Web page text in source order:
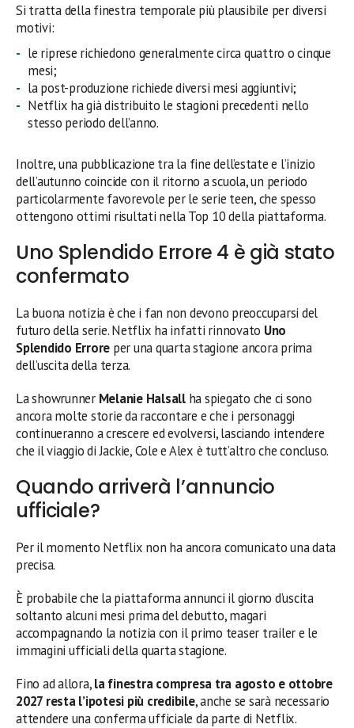
Si tratta della finestra temporale più plausibile per diversi
motivi:
le riprese richiedono generalmente circa quattro o cinque
mesi;
la post-produzione richiede diversi mesi aggiuntivi;
Netflix ha già distribuito le stagioni precedenti nello
stesso periodo dell’anno.
Inoltre, una pubblicazione tra la fine dell’estate e l’inizio
dell’autunno coincide con il ritorno a scuola, un periodo
particolarmente favorevole per le serie teen, che spesso
ottengono ottimi risultati nella Top 10 della piattaforma.
Uno Splendido Errore 4 è già stato
confermato
La buona notizia è che i fan non devono preoccuparsi del
futuro della serie. Netflix ha infatti rinnovato Uno
Splendido Errore per una quarta stagione ancora prima
dell’uscita della terza.
La showrunner Melanie Halsallha spiegato che ci sono
ancora molte storie da raccontare e che i personaggi
continueranno a crescere ed evolversi, lasciando intendere
che il viaggio di Jackie, Cole e Alex è tutt’altro che concluso.
Quando arriverà l’annuncio
ufficiale?
Per il momento Netflix non ha ancora comunicato una data
precisa.
È probabile che la piattaforma annunci il giorno d’uscita
soltanto alcuni mesi prima del debutto, magari
accompagnando la notizia con il primo teaser trailer e le
immagini ufficiali della quarta stagione.
Fino ad allora,la finestra compresa tra agosto e ottobre
2027 resta l’ipotesi più credibile, anche se sarà necessario
attendere una conferma ufficiale da parte di Netflix.